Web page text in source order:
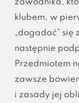
zawodnika,
klubem, w
„dogadać” się
następnie
Przedmiotem
zawsze
i zasady jej